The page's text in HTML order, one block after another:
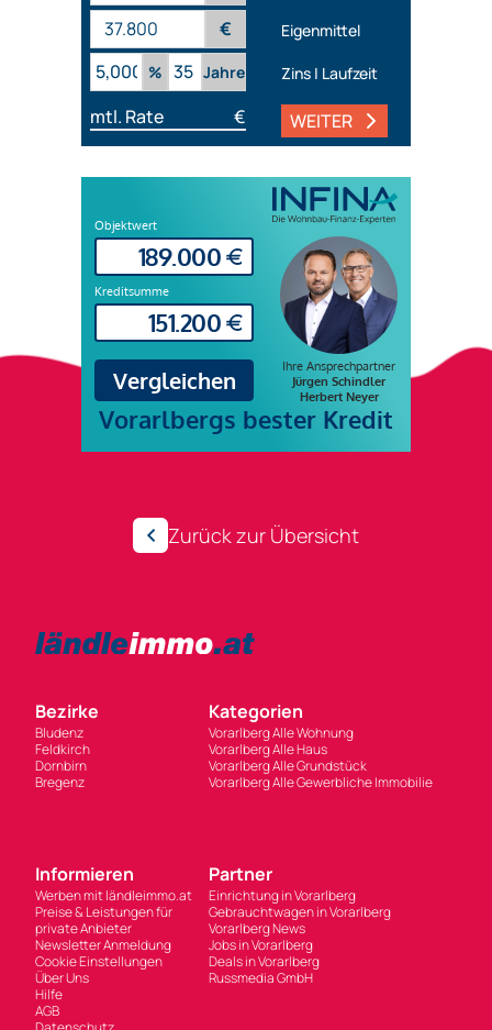
€
Eigenmittel
%
Jahre Zins | Laufzeit
mtl. Rate € WEITER
Zurück zur Übersicht
Bezirke
Bludenz
Feldkirch
Dornbirn
Bregenz
Kategorien
Vorarlberg Alle Wohnung
Vorarlberg Alle Haus
Vorarlberg Alle Grundstück
Vorarlberg Alle Gewerbliche Immobilie
Informieren
Werben mit ländleimmo.at
Preise & Leistungen für
private Anbieter
Newsletter Anmeldung
Cookie Einstellungen
Über Uns
Hilfe
AGB
Partner
Einrichtung in Vorarlberg
Gebrauchtwagen in Vorarlberg
Vorarlberg News
Jobs in Vorarlberg
Deals in Vorarlberg
Russmedia GmbH